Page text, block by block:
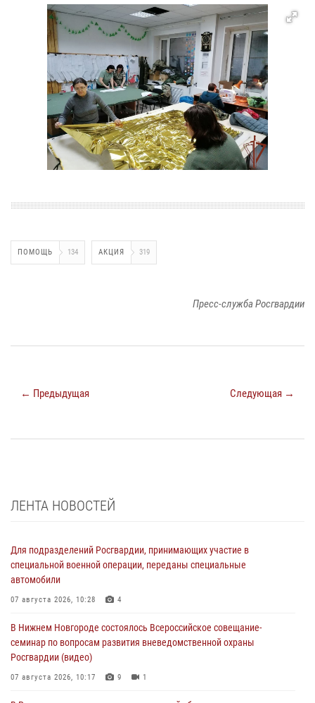
ПОМОЩЬ 134 АКЦИЯ 319
Пресс-служба Росгвардии
← Предыдущая Следующая →
ЛЕНТА НОВОСТЕЙ
Для подразделений Росгвардии, принимающих участие в
специальной военной операции, переданы специальные
автомобили
07 августа 2026, 10:28 4
В Нижнем Новгороде состоялось Всероссийское совещание-
семинар по вопросам развития вневедомственной охраны
Росгвардии (видео)
07 августа 2026, 10:17 9 1